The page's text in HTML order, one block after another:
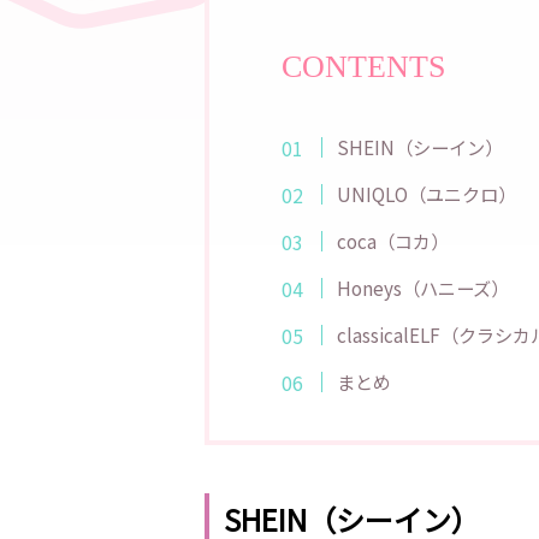
CONTENTS
SHEIN（シーイン）
UNIQLO（ユニクロ）
coca（コカ）
Honeys（ハニーズ）
classicalELF（クラシカ
まとめ
SHEIN（シーイン）